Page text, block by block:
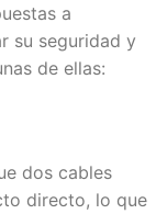
a
su seguridad y
de ellas:
dos cables
directo, lo que